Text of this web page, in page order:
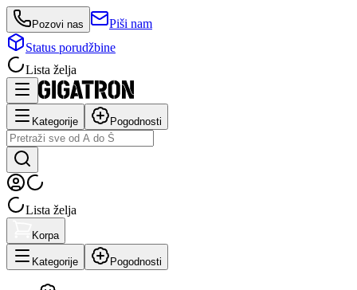
Pozovi nas
Piši nam
Status porudžbine
Lista želja
Kategorije Pogodnosti
Lista želja
Korpa
Kategorije Pogodnosti